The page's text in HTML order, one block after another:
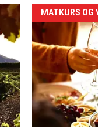
Forsiden
akkurat
nå
-
5
MATKURS OG